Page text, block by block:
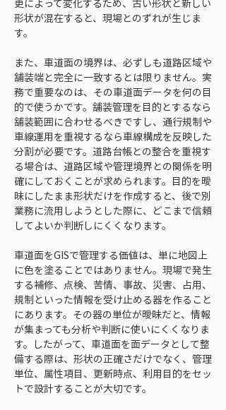
更によって変化するため、古い形状と新しい
形状が混在すると、現場とのずれが生じま
す。
また、車道面の境界は、必ずしも道路区域や
舗装端と完全に一致するとは限りません。実
務で重要なのは、その車道面データを何の目
的で使うかです。舗装管理を目的とするなら
舗装範囲に合わせるべきですし、通行規制や
車線運用を重視するなら車線構成を反映した
分割が必要です。道路台帳との整合を重視す
る場合は、道路区域や管理境界との関係を明
確にしておくことが求められます。目的を曖
昧にしたまま形状だけを作成すると、後で別
業務に流用しようとした際に、どこまで信頼
してよいか判断しにくくなります。
車道面をGISで管理する価値は、単に地図上
に色を塗ることではありません。現場で発生
する補修、点検、苦情、事故、災害、占用、
規制といった情報を受け止める器を作ること
にあります。その器の単位が曖昧だと、情報
が集まっても分析や判断に使いにくくなりま
す。したがって、車道面を面データとして整
備する際は、形状の正確さだけでなく、管理
単位、属性項目、更新時点、利用目的をセッ
トで設計することが大切です。